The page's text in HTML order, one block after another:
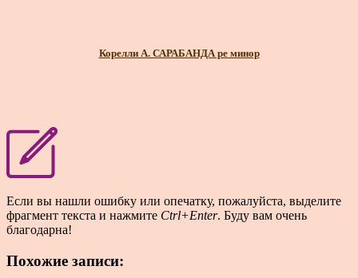
Корелли А. САРАБАНДА ре минор
Если вы нашли ошибку или опечатку, пожалуйста, выделите
фрагмент текста и нажмите Ctrl+Enter. Буду вам очень
благодарна!
Похожие записи: